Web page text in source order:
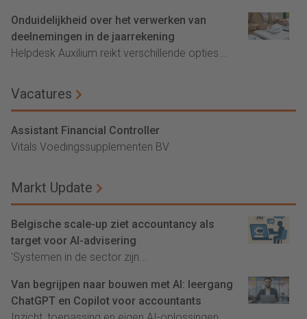
Onduidelijkheid over het verwerken van
deelnemingen in de jaarrekening
Helpdesk Auxilium reikt verschillende opties...
Vacatures
Assistant Financial Controller
Vitals Voedingssupplementen BV
Markt Update
Belgische scale-up ziet accountancy als
target voor AI-advisering
'Systemen in de sector zijn...
Van begrijpen naar bouwen met AI: leergang
ChatGPT en Copilot voor accountants